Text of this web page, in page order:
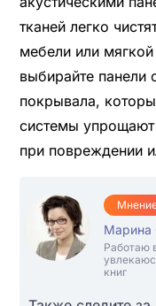
тканей легко
мебели или
выбирайте панели
покрывала,
системы упрощают
при повреждении
Марина
Работаю
книг